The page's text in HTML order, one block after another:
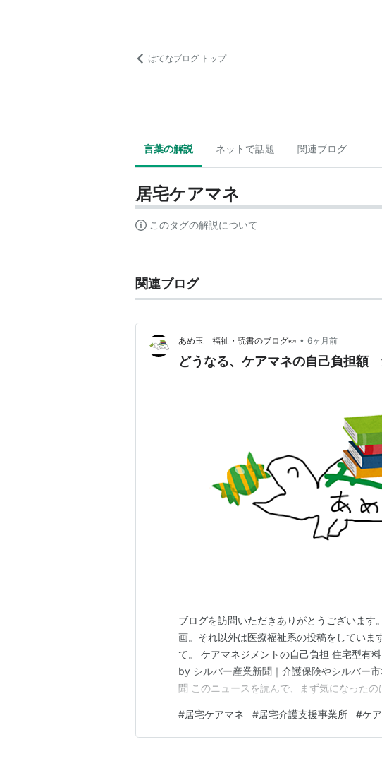
はてなブログ トップ
言葉の解説 ネットで話題 関連ブログ
居宅ケアマネ
このタグの解説について
関連ブログ
あめ玉 福祉・読書のブログ🍬 • 6ヶ月前
どうなる、ケアマネの自己負担額
ブログを訪問いただきありがとうございます
画。それ以外は医療福祉系の投稿をしていま
て。 ケアマネジメントの自己負担 住宅型有
by シルバー産業新聞｜介護保険やシルバー
聞 このニュースを読んで、まず気になった
と。 あまり考えたことがありませんでした。
のは不公平だなと思いつつも、施設サービス
#居宅ケアマネ #居宅介護支援事業所 #ケ